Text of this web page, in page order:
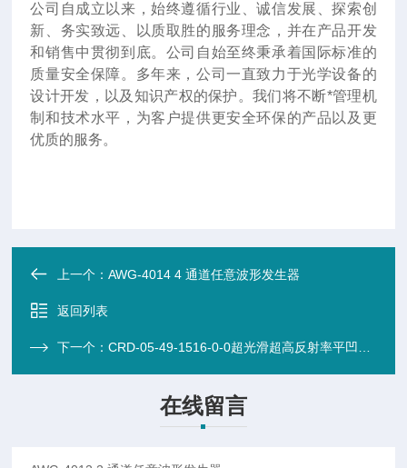
公司自成立以来，始终遵循行业、诚信发展、探索创
新、务实致远、以质取胜的服务理念，并在产品开发
和销售中贯彻到底。公司自始至终秉承着国际标准的
质量安全保障。多年来，公司一直致力于光学设备的
设计开发，以及知识产权的保护。我们将不断*管理机
制和技术水平，为客户提供更安全环保的产品以及更
优质的服务。
上一个：AWG-4014 4 通道任意波形发生器
返回列表
下一个：CRD-05-49-1516-0-0超光滑超高反射率平凹反射镜 1392nm 25X6.35mm
在线留言